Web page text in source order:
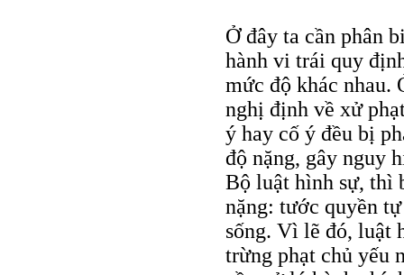
Ở đây ta cần phân
hành vi trái quy
mức độ khác nhau.
nghị định về xử
ý hay cố ý đều bị
độ nặng, gây nguy
Bộ luật hình sự, thì
nặng: tước quyền
sống. Vì lẽ đó, luật
trừng phạt chủ yếu